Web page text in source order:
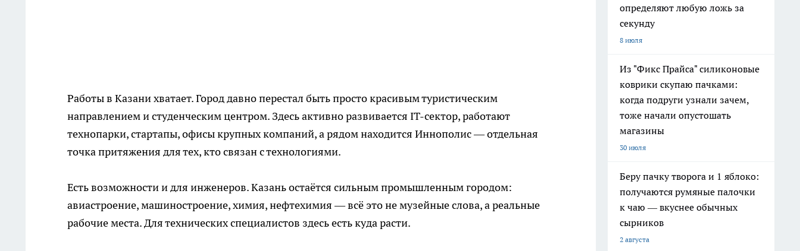
Работы в Казани хватает. Город давно перестал быть просто красивым туристическим
направлением и студенческим центром. Здесь активно развивается IT-сектор, работают
технопарки, стартапы, офисы крупных компаний, а рядом находится Иннополис — отдельная
точка притяжения для тех, кто связан с технологиями.
Есть возможности и для инженеров. Казань остаётся сильным промышленным городом:
авиастроение, машиностроение, химия, нефтехимия — всё это не музейные слова, а реальные
рабочие места. Для технических специалистов здесь есть куда расти.
определяют любую ложь за
секунду
8 июля
Из "Фикс Прайса" силиконовые
коврики скупаю пачками:
когда подруги узнали зачем,
тоже начали опустошать
магазины
30 июля
Беру пачку творога и 1 яблоко:
получаются румяные палочки
к чаю — вкуснее обычных
сырников
2 августа